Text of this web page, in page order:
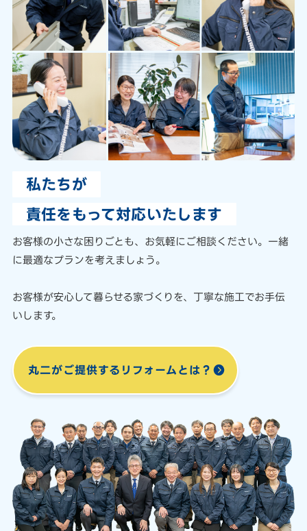
私たちが
責任をもって対応いたします
お客様の小さな困りごとも、 お気軽にご相談ください。 一緒
に最適なプランを考えましょう。
お客様が安心して暮らせる家づくりを、 丁寧な施工でお手伝
いします。
丸二がご提供する リフォームとは？